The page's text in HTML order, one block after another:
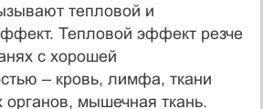
тепловой и
Тепловой эффект резче
с хорошей
– кровь, лимфа, ткани
органов, мышечная ткань.